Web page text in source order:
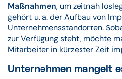
Maßnahmen, um zeitnah
gehört u. a. der Aufbau von
Unternehmensstandorten.
zur Verfügung steht, möchte
Mitarbeiter in kürzester Zeit
Unternehmen mangelt